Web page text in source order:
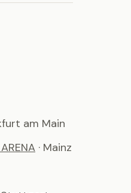
am Main
· Mainz